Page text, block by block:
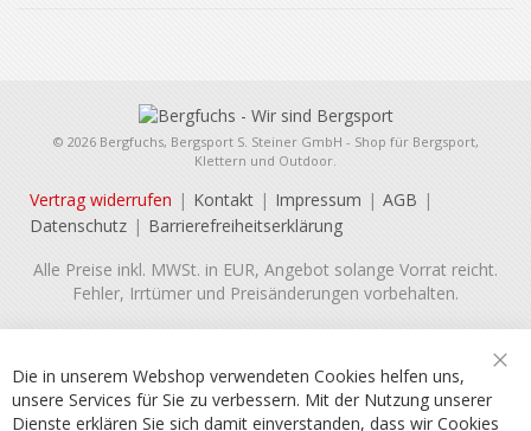
© 2026 Bergfuchs, Bergsport S. Steiner GmbH - Shop für Bergsport,
Klettern und Outdoor.
Vertrag widerrufen Kontakt Impressum
AGB
Datenschutz
Barrierefreiheitserklärung
Alle Preise inkl. MWSt. in EUR, Angebot solange Vorrat reicht.
Fehler, Irrtümer und Preisänderungen vorbehalten.
Die in unserem Webshop verwendeten Cookies helfen uns,
unsere Services für Sie zu verbessern. Mit der Nutzung unserer
Dienste erklären Sie sich damit einverstanden, dass wir Cookies